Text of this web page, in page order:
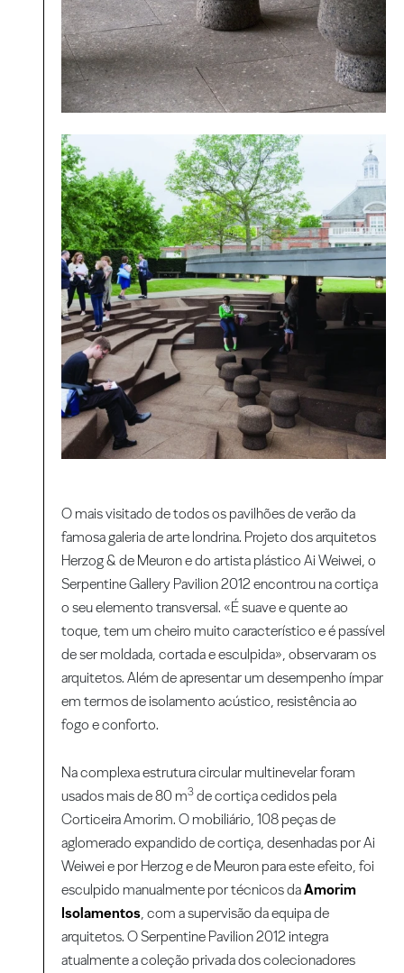
O mais visitado de todos os pavilhões de verão da
famosa galeria de arte londrina. Projeto dos arquitetos
Herzog & de Meuron e do artista plástico Ai Weiwei, o
Serpentine Gallery Pavilion 2012 encontrou na cortiça
o seu elemento transversal. «É suave e quente ao
toque, tem um cheiro muito característico e é passível
de ser moldada, cortada e esculpida», observaram os
arquitetos. Além de apresentar um desempenho ímpar
em termos de isolamento acústico, resistência ao
fogo e conforto.
Na complexa estrutura circular multinevelar foram
usados mais de 80 m3 de cortiça cedidos pela
Corticeira Amorim. O mobiliário, 108 peças de
aglomerado expandido de cortiça, desenhadas por Ai
Weiwei e por Herzog e de Meuron para este efeito, foi
esculpido manualmente por técnicos daAmorim
Isolamentos, com a supervisão da equipa de
arquitetos. O Serpentine Pavilion 2012 integra
atualmente a coleção privada dos colecionadores